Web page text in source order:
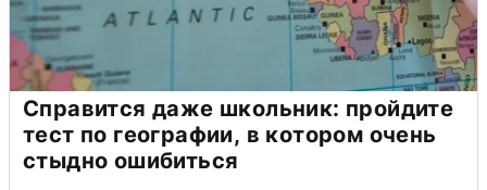
Справится даже школьник: пройдите
тест по географии, в котором очень
стыдно ошибиться